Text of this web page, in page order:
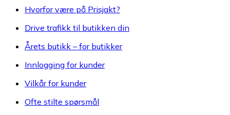
Hvorfor være på Prisjakt?
Drive trafikk til butikken din
Årets butikk – for butikker
Innlogging for kunder
Vilkår for kunder
Ofte stilte spørsmål